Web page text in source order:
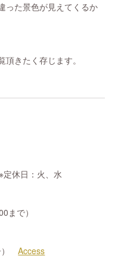
った景色が見えてくるか
きたく存じます。
休日：火、水
まで）
）Access